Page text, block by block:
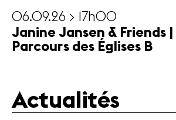
06.09.26 > 17h00
Janine Jansen & Friends |
Parcours des Églises B
Actualités